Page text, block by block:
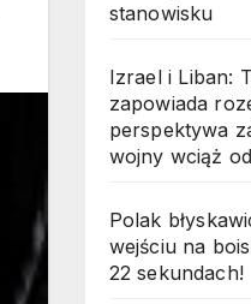
stanowisku
Izrael i Liban:
zapowiada
perspektywa
wojny wciąż
Polak
wejściu na
22 sekundach!